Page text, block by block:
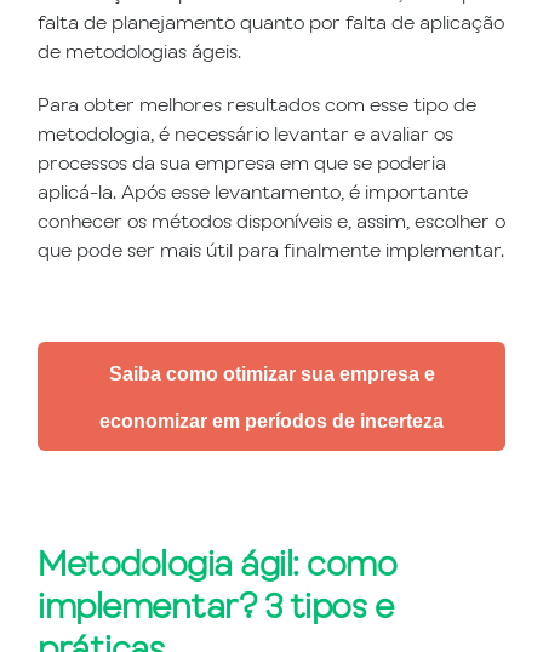
falta de planejamento quanto por falta de aplicação
de metodologias ágeis.
Para obter melhores resultados com esse tipo de
metodologia, é necessário levantar e avaliar os
processos da sua empresa em que se poderia
aplicá-la. Após esse levantamento, é importante
conhecer os métodos disponíveis e, assim, escolher o
que pode ser mais útil para finalmente implementar.
Saiba como otimizar sua empresa e
economizar em períodos de incerteza
Metodologia ágil: como
implementar? 3 tipos e